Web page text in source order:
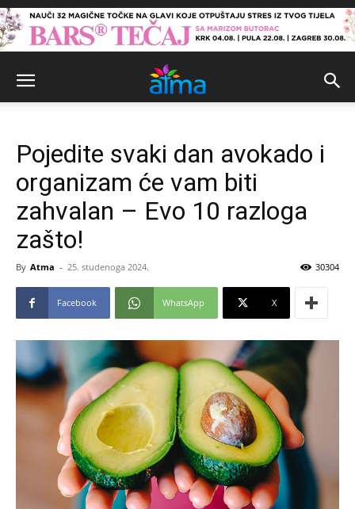
Pojedite svaki dan avokado i
organizam će vam biti
zahvalan – Evo 10 razloga
zašto!
By Atma - 25. studenoga 2024. 30304
Facebook WhatsApp X